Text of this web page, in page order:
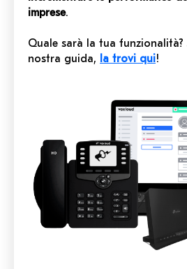
imprese.
Quale sarà la tua funzionalità?
nostra guida,
la trovi qui!